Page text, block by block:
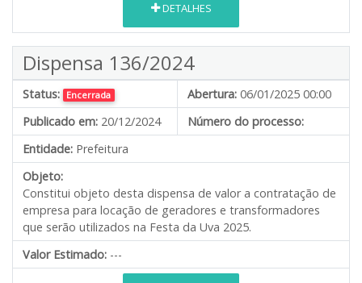
DETALHES
Dispensa 136/2024
Status: Encerrada Abertura: 06/01/2025 00:00
Publicado em: 20/12/2024
Número do processo:
Entidade: Prefeitura
Objeto:
Constitui objeto desta dispensa de valor a contratação de
empresa para locação de geradores e transformadores
que serão utilizados na Festa da Uva 2025.
Valor Estimado: ---